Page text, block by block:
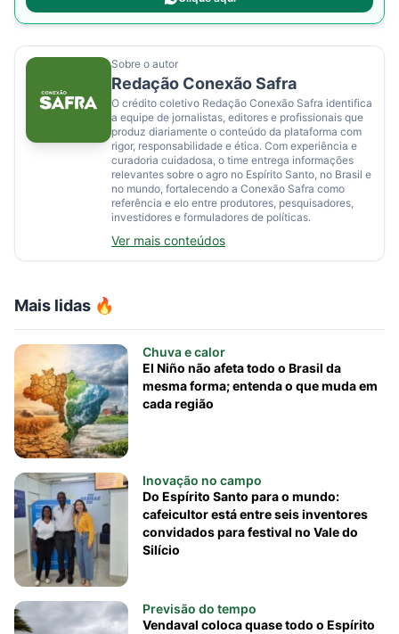
Mais lidas 🔥
Chuva e calor
El Niño não afeta todo o Brasil da
mesma forma; entenda o que muda em
cada região
Inovação no campo
Do Espírito Santo para o mundo:
cafeicultor está entre seis inventores
convidados para festival no Vale do
Silício
Previsão do tempo
Vendaval coloca quase todo o Espírito
Sobre o autor
Redação Conexão Safra
O crédito coletivo Redação Conexão Safra identifica
a equipe de jornalistas, editores e profissionais que
produz diariamente o conteúdo da plataforma com
rigor, responsabilidade e ética. Com experiência e
curadoria cuidadosa, o time entrega informações
relevantes sobre o agro no Espírito Santo, no Brasil e
no mundo, fortalecendo a Conexão Safra como
referência e elo entre produtores, pesquisadores,
investidores e formuladores de políticas.
Ver mais conteúdos